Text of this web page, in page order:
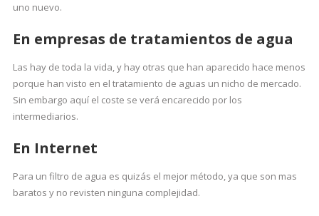
uno nuevo.
En empresas de tratamientos de agua
Las hay de toda la vida, y hay otras que han aparecido hace menos
porque han visto en el tratamiento de aguas un nicho de mercado.
Sin embargo aquí el coste se verá encarecido por los
intermediarios.
En Internet
Para un filtro de agua es quizás el mejor método, ya que son mas
baratos y no revisten ninguna complejidad.